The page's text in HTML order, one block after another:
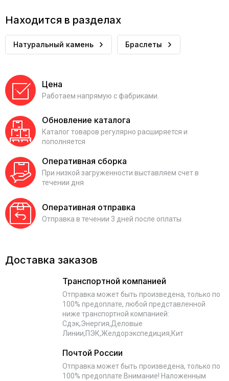
Находится в разделах
Натуральный камень Браслеты
Цена
Работаем напрямую с фабриками.
Обновление каталога
Каталог товаров регулярно расширяется и
пополняется
Оперативная сборка
При низкой загруженности выставляем счет в
течении дня
Оперативная отправка
Отправка в течении 3 дней после оплаты
Доставка заказов
Транспортной компанией
Отправка может быть произведена, только по
100% предоплате, любой представленной
ниже транспортной компанией:
Сдэк,Энергия,Деловые
Линии,ПЭК,Желдорэкспедиция,Кит
Почтой России
Отправка может быть произведена, только по
100% предоплате.Внимание! Наложенным